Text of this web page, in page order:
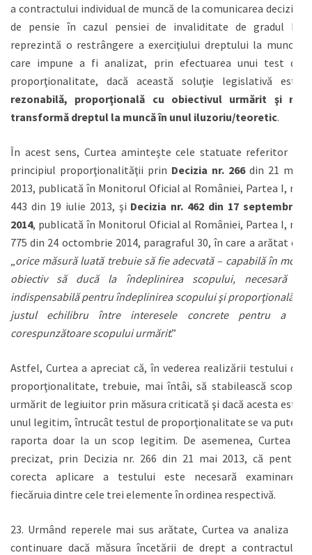
a contractului individual de muncă de la comunicarea deciziei
de pensie în cazul pensiei de invaliditate de gradul III
reprezintă o restrângere a exerciţiului dreptului la muncă,
care impune a fi analizat, prin efectuarea unui test de
proporţionalitate, dacă această soluţie legislativă este
rezonabilă, proporţională cu obiectivul urmărit şi nu
transformă dreptul la muncă în unul iluzoriu/teoretic.
În acest sens, Curtea aminteşte cele statuate referitor la
principiul proporţionalităţii prin Decizia nr. 266 din 21 mai
2013, publicată în Monitorul Oficial al României, Partea I, nr.
443 din 19 iulie 2013, şi Decizia nr. 462 din 17 septembrie
2014, publicată în Monitorul Oficial al României, Partea I, nr.
775 din 24 octombrie 2014, paragraful 30, în care a arătat că
orice măsură luată trebuie să fie adecvată – capabilă în mod
obiectiv să ducă la îndeplinirea scopului, necesară –
indispensabilă pentru îndeplinirea scopului şi proporţională –
justul echilibru între interesele concrete pentru a fi
corespunzătoare scopului urmărit.”
Astfel, Curtea a apreciat că, în vederea realizării testului de
proporţionalitate, trebuie, mai întâi, să stabilească scopul
urmărit de legiuitor prin măsura criticată şi dacă acesta este
unul legitim, întrucât testul de proporţionalitate se va putea
raporta doar la un scop legitim. De asemenea, Curtea a
precizat, prin Decizia nr. 266 din 21 mai 2013, că pentru
corecta aplicare a testului este necesară examinarea
fiecăruia dintre cele trei elemente în ordinea respectivă.
23. Urmând reperele mai sus arătate, Curtea va analiza în
continuare dacă măsura încetării de drept a contractului